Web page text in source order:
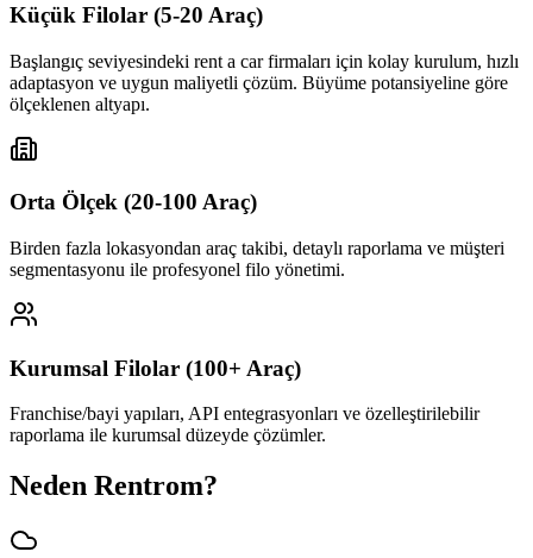
Küçük Filolar (5-20 Araç)
Başlangıç seviyesindeki rent a car firmaları için kolay kurulum, hızlı
adaptasyon ve uygun maliyetli çözüm. Büyüme potansiyeline göre
ölçeklenen altyapı.
Orta Ölçek (20-100 Araç)
Birden fazla lokasyondan araç takibi, detaylı raporlama ve müşteri
segmentasyonu ile profesyonel filo yönetimi.
Kurumsal Filolar (100+ Araç)
Franchise/bayi yapıları, API entegrasyonları ve özelleştirilebilir
raporlama ile kurumsal düzeyde çözümler.
Neden Rentrom?